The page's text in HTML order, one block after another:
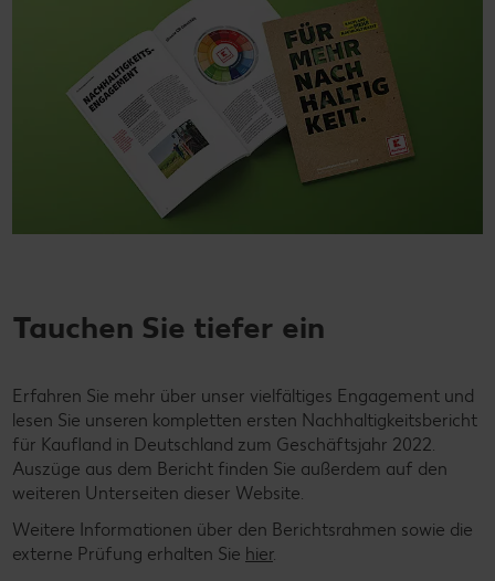
Tauchen Sie tiefer ein
Erfahren Sie mehr über unser vielfältiges Engagement und
lesen Sie unseren kompletten ersten Nachhaltigkeitsbericht
für Kaufland in Deutschland zum Geschäftsjahr 2022.
Auszüge aus dem Bericht finden Sie außerdem auf den
weiteren Unterseiten dieser Website.
Weitere Informationen über den Berichtsrahmen sowie die
externe Prüfung erhalten Sie hier.